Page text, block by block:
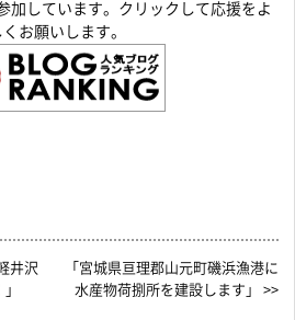
加しています。クリックして応援をよ
くお願いします。
井沢
「宮城県亘理郡山元町磯浜漁港に
水産物荷捌所を建設します」 >>